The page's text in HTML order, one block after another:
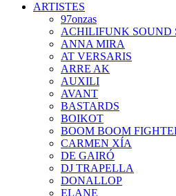
ARTISTES
97onzas
ACHILIFUNK SOUND
ANNA MIRA
AT VERSARIS
ARRE AK
AUXILI
AVANT
BASTARDS
BOIKOT
BOOM BOOM
CARMEN XÍA
DE GAIRÓ
DJ TRAPELLA
DONALLOP
ELANE